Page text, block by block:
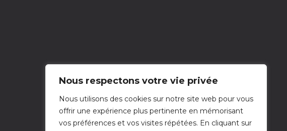
Nous respectons votre vie privée
Nous utilisons des cookies sur notre site web pour vous
offrir une expérience plus pertinente en mémorisant
vos préférences et vos visites répétées. En cliquant sur
Nous contacter
Nous écrire